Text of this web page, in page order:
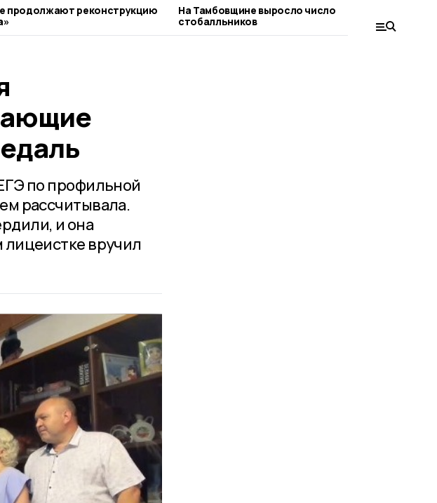
продолжают реконструкцию
На Тамбовщине выросло число
стобалльников
по профильной
рассчитывала.
и она
вручил